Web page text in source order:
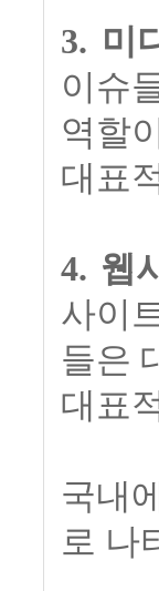
3. 미
이슈
역할
대표
4. 웹
사이
들은
대표
국내
로 나